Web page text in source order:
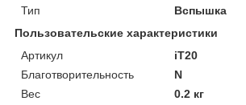
Тип
Вспышка
Пользовательские характеристики
Артикул
iT20
Благотворительность
N
Вес
0.2 кг